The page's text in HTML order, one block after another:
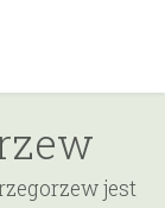
jest